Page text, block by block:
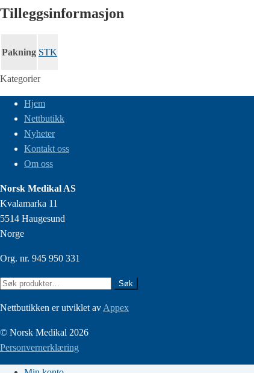
M
antall
Tilleggsinformasjon
Pakning STK
Kategorier
Hjem
Nettbutikk
Nyheter
Kontakt oss
Om oss
Norsk Medikal AS
Kvalamarka 11
5514 Haugesund
Norge
Org. nr. 945 950 331
Søk
Søk
Nettbutikken er utviklet av Appex
© Norsk Medikal 2026
Personvernerklæring